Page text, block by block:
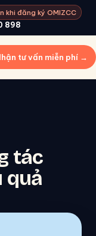
khi đăng ký OMIZCC
898
tư vấn miễn phí →
tác
quả